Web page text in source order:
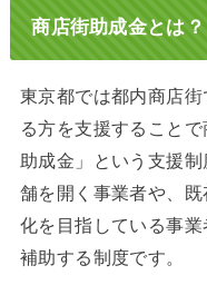
商店街助成金とは？
東京都では都内商店
る方を支援すること
助成金」という支援
舗を開く事業者や、
化を目指している事
補助する制度です。